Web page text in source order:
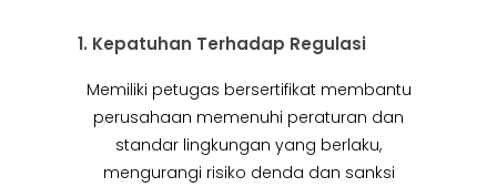
1. Kepatuhan Terhadap Regulasi
Memiliki petugas bersertifikat membantu
perusahaan memenuhi peraturan dan
standar lingkungan yang berlaku,
mengurangi risiko denda dan sanksi